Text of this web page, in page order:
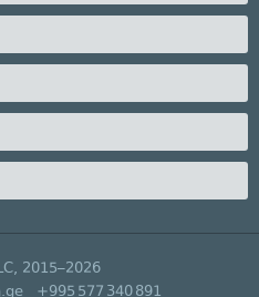
2015–2026
+995 577 340 891